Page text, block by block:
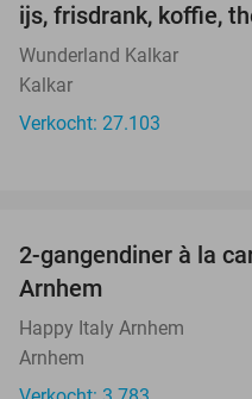
ijs, frisdrank, koffie,
Wunderland Kalkar
Kalkar
Verkocht: 27.103
2-gangendiner à la
Arnhem
Happy Italy Arnhem
Arnhem